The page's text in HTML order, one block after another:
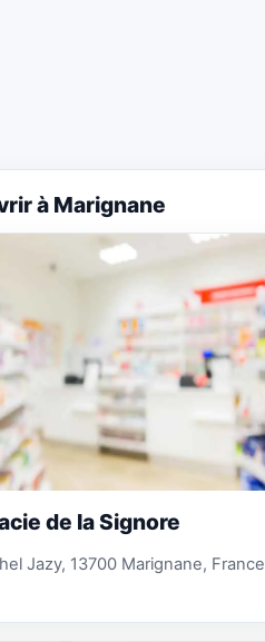
à Marignane
de la Signore
Jazy, 13700 Marignane, France